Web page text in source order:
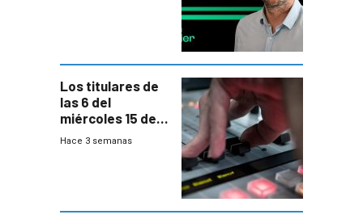
Los titulares de
las 6 del
miércoles 15 de
julio de 2026
Hace 3 semanas